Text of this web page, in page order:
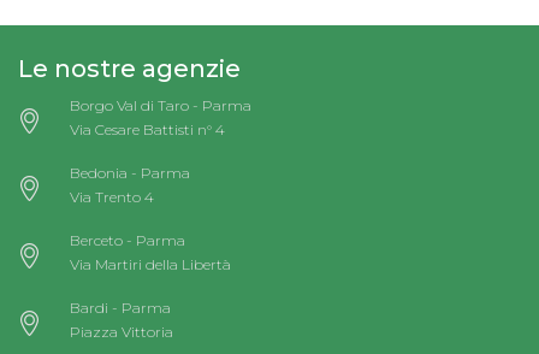
Le nostre agenzie
Borgo Val di Taro - Parma
Via Cesare Battisti n° 4
Bedonia - Parma
Via Trento 4
Berceto - Parma
Via Martiri della Libertà
Bardi - Parma
Piazza Vittoria